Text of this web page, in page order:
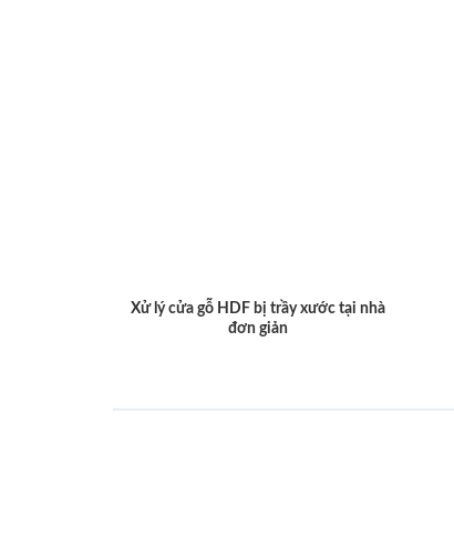
Xử lý cửa gỗ HDF bị trầy xước tại nhà
đơn giản